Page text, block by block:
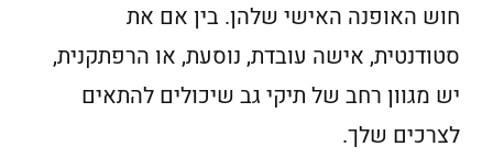
חוש האופנה האישי שלהן. בין אם את
סטודנטית, אישה עובדת, נוסעת, או הרפתקנית,
יש מגוון רחב של תיקי גב שיכולים להתאים
לצרכים שלך.